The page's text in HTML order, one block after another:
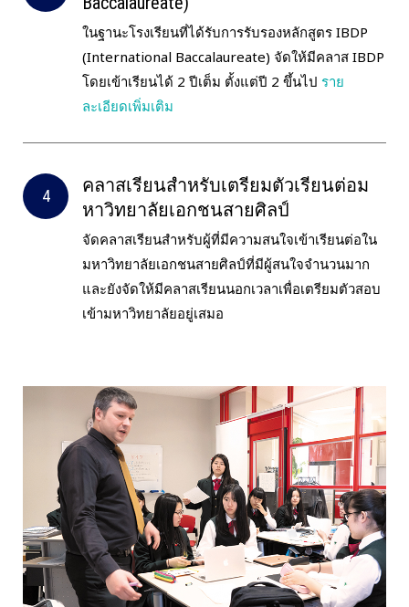
ในฐานะโรงเรียนที่ได้รับการรับรองหลักสูตร IBDP
(International Baccalaureate) จัดให้มีคลาส IBDP
โดยเข้าเรียนได้ 2 ปีเต็ม ตั้งแต่ปี 2 ขึ้นไป ราย
ละเอียดเพิ่มเติม
คลาสเรียนสำหรับเตรียมตัวเรียนต่อม
หาวิทยาลัยเอกชนสายศิลป์
จัดคลาสเรียนสำหรับผู้ที่มีความสนใจเข้าเรียนต่อใน
มหาวิทยาลัยเอกชนสายศิลป์ที่มีผู้สนใจจำนวนมาก
และยังจัดให้มีคลาสเรียนนอกเวลาเพื่อเตรียมตัวสอบ
เข้ามหาวิทยาลัยอยู่เสมอ